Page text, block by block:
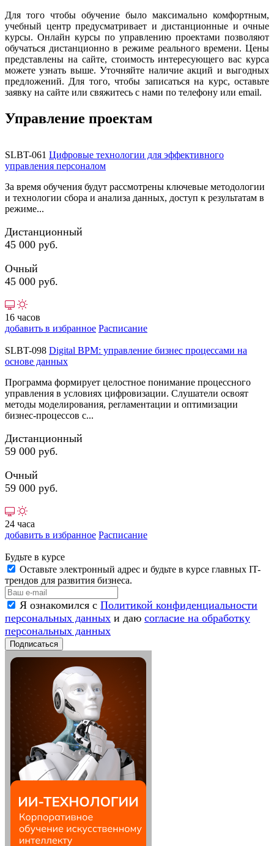
Для того чтобы обучение было максимально комфортным,
учебный центр предусматривает и дистанционные и очные
курсы. Онлайн курсы по управлению проектами позволяют
обучаться дистанционно в режиме реального времени. Цены
представлены на сайте, стоимость интересующего вас курса
можете узнать выше. Уточняйте наличие акций и выгодных
предложений. Для того, чтобы записаться на курс, оставьте
заявку на сайте или свяжитесь с нами по телефону или email.
Управление проектам
SLBT-061 Цифровые технологии для эффективного
управления персоналом
За время обучения будут рассмотрены ключевые методологии
и технологии сбора и анализа данных, доступ к результатам в
режиме...
Дистанционный
45 000 руб.
Очный
45 000 руб.
16 часов
добавить в избранное Расписание
SLBT-098 Digital BPM: управление бизнес процессами на
основе данных
Программа формирует целостное понимание процессного
управления в условиях цифровизации. Слушатели освоят
методы моделирования, регламентации и оптимизации
бизнес-процессов с...
Дистанционный
59 000 руб.
Очный
59 000 руб.
24 часа
добавить в избранное Расписание
Будьте в курсе
Оставьте электронный адрес и будьте в курсе главных IT-
трендов для развития бизнеса.
Я ознакомился с Политикой конфиденциальности
персональных данных и даю согласие на обработку
персональных данных